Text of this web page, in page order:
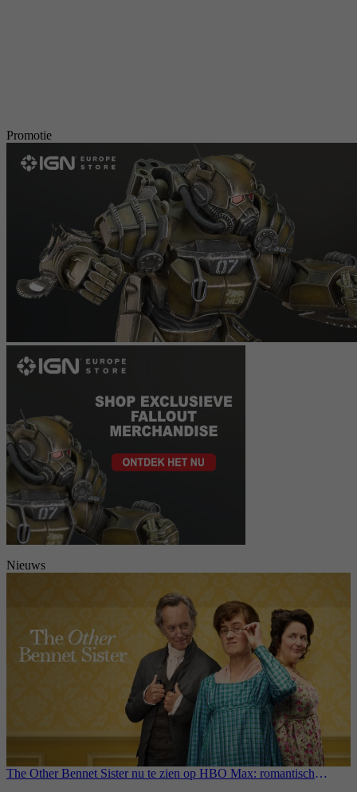
Promotie
Nieuws
The Other Bennet Sister nu te zien op HBO Max: romantisch